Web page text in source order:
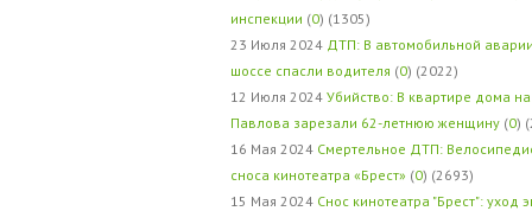
инспекции (0) (1305)
23 Июля 2024 ДТП: В автомобильной
шоссе спасли водителя (0) (2022)
12 Июля 2024 Убийство: В квартире дома
Павлова зарезали 62-летнюю женщину (0)
16 Мая 2024 Смертельное ДТП:
сноса кинотеатра «Брест» (0) (2693)
15 Мая 2024 Снос кинотеатра "Брест": уход